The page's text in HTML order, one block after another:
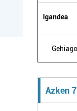
Igandea
Azken